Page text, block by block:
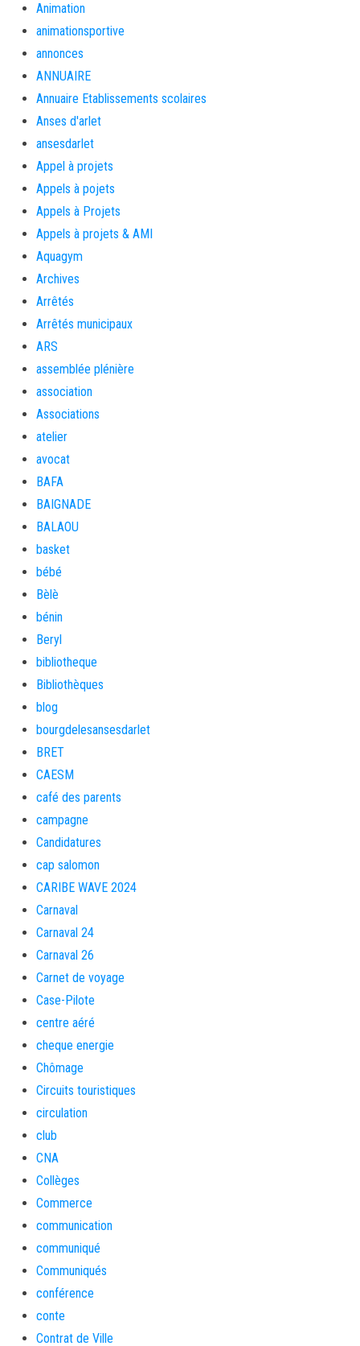
Animation
animationsportive
annonces
ANNUAIRE
Annuaire Etablissements scolaires
Anses d'arlet
ansesdarlet
Appel à projets
Appels à pojets
Appels à Projets
Appels à projets & AMI
Aquagym
Archives
Arrêtés
Arrêtés municipaux
ARS
assemblée plénière
association
Associations
atelier
avocat
BAFA
BAIGNADE
BALAOU
basket
bébé
Bèlè
bénin
Beryl
bibliotheque
Bibliothèques
blog
bourgdelesansesdarlet
BRET
CAESM
café des parents
campagne
Candidatures
cap salomon
CARIBE WAVE 2024
Carnaval
Carnaval 24
Carnaval 26
Carnet de voyage
Case-Pilote
centre aéré
cheque energie
Chômage
Circuits touristiques
circulation
club
CNA
Collèges
Commerce
communication
communiqué
Communiqués
conférence
conte
Contrat de Ville